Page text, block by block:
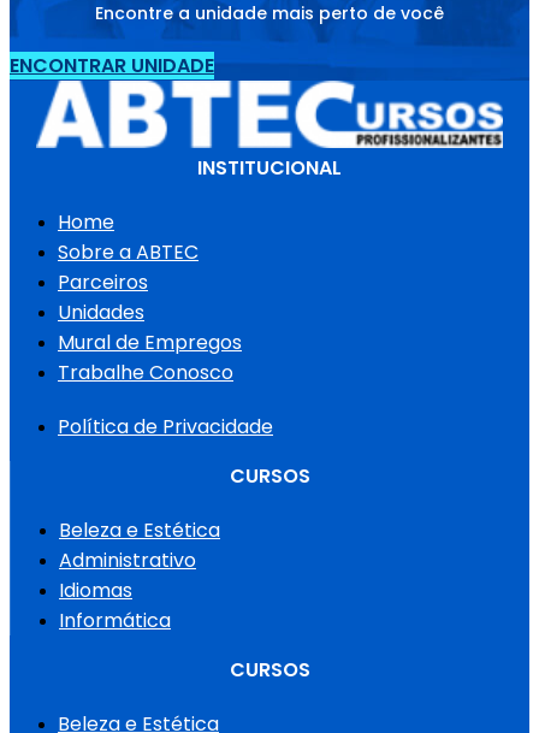
Encontre a unidade mais perto de você
ENCONTRAR UNIDADE
INSTITUCIONAL
Home
Sobre a ABTEC
Parceiros
Unidades
Mural de Empregos
Trabalhe Conosco
Política de Privacidade
CURSOS
Beleza e Estética
Administrativo
Idiomas
Informática
CURSOS
Beleza e Estética